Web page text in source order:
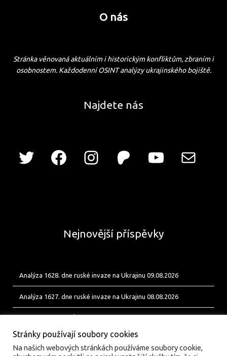
O nás
Stránka věnovaná aktuálním i historickým konfliktům, zbraním i
osobnostem. Každodenní OSINT analýzy ukrajinského bojiště.
Najdete nás
Nejnovější příspěvky
Analýza 1628. dne ruské invaze na Ukrajinu 09.08.2026
Analýza 1627. dne ruské invaze na Ukrajinu 08.08.2026
Stránky používají soubory cookies
Na našich webových stránkách používáme soubory cookie,